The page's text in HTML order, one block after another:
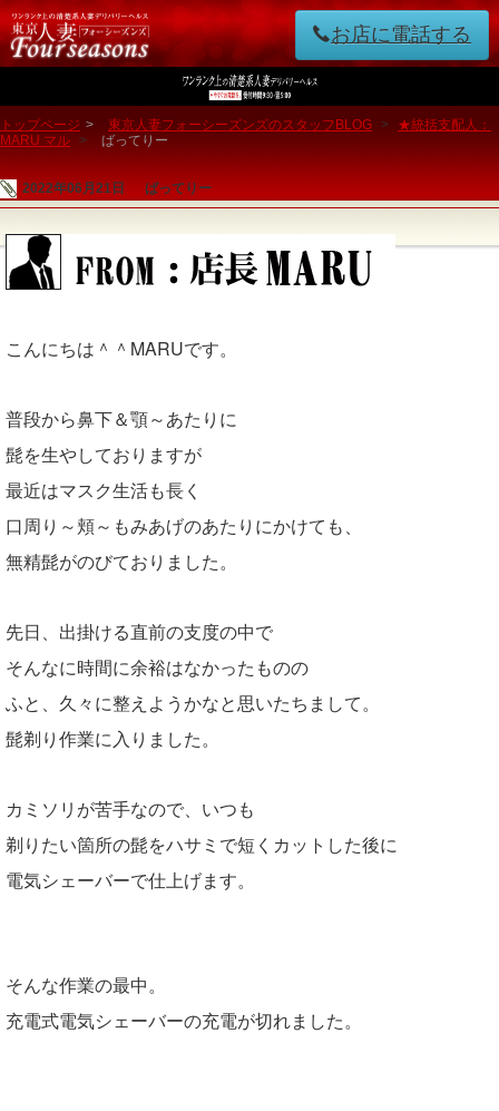
お店に電話する
トップページ > 東京人妻フォーシーズンズのスタッフBLOG >
★統括支配人：
MARU マル > ばってりー
2022年06月21日 ばってりー
こんにちは＾＾MARUです。
普段から鼻下＆顎～あたりに
髭を生やしておりますが
最近はマスク生活も長く
口周り～頬～もみあげのあたりにかけても、
無精髭がのびておりました。
先日、出掛ける直前の支度の中で
そんなに時間に余裕はなかったものの
ふと、久々に整えようかなと思いたちまして。
髭剃り作業に入りました。
カミソリが苦手なので、いつも
剃りたい箇所の髭をハサミで短くカットした後に
電気シェーバーで仕上げます。
そんな作業の最中。
充電式電気シェーバーの充電が切れました。